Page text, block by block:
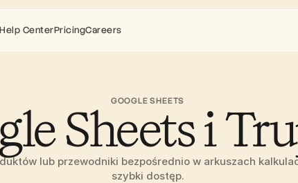
GOOGLE SHEETS
Sheets i
lub przewodniki bezpośrednio w arkuszach
szybki dostęp.
Help CenterPricingCareers